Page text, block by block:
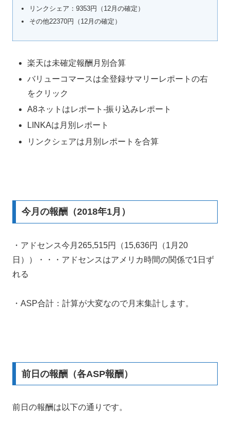
リンクシェア：9353円（12月の確定）
その他22370円（12月の確定）
楽天は未確定報酬月別合算
バリューコマースは全登録サマリーレポートの右
をクリック
A8ネットはレポート-振り込みレポート
LINKAは月別レポート
リンクシェアは月別レポートを合算
今月の報酬（2018年1月）
・アドセンス今月265,515円（15,636円（1月20
日））・・・アドセンスはアメリカ時間の関係で1日ず
れる
・ASP合計：計算が大変なので月末集計します。
前日の報酬（各ASP報酬）
前日の報酬は以下の通りです。